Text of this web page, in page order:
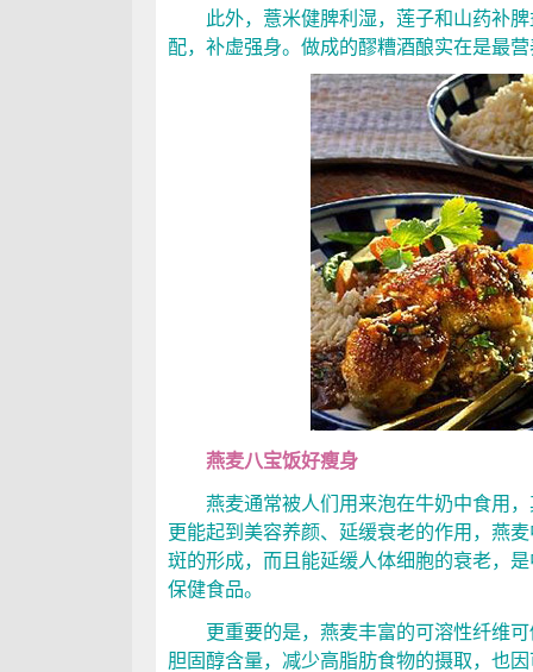
此外，薏米健脾利湿，莲子和山药补脾
配，补虚强身。做成的醪糟酒酿实在是最
燕麦八宝饭好瘦身
燕麦通常被人们用来泡在牛奶中食用，
更能起到美容养颜、延缓衰老的作用，燕
斑的形成，而且能延缓人体细胞的衰老，
保健食品。
更重要的是，燕麦丰富的可溶性纤维可
胆固醇含量，减少高脂肪食物的摄取，也